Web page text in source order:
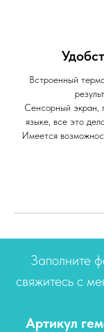
Встроенный
Сенсорный экран,
языке, все это
Имеется
Заполните
свяжитесь с
Артикул